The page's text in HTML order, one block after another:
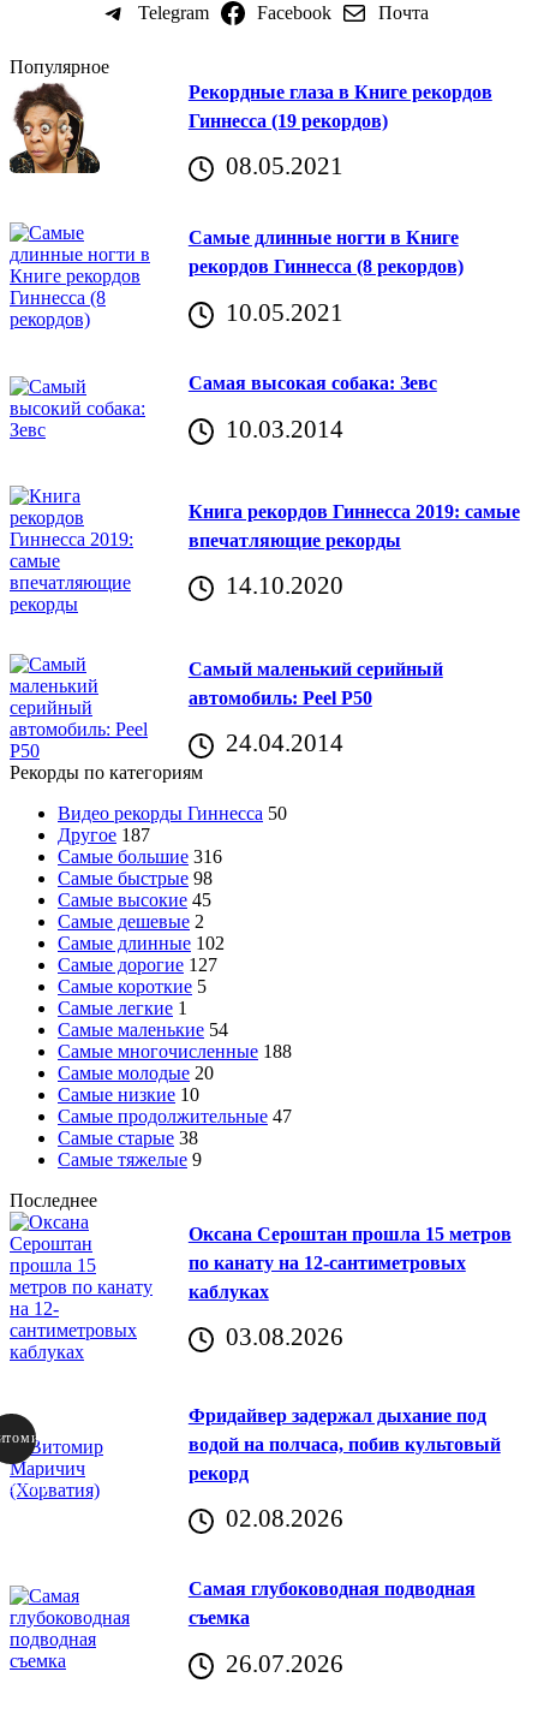
Telegram
Facebook Почта
Популярное
Рекордные глаза в Книге рекордов
Гиннесса (19 рекордов)
08.05.2021
Самые длинные ногти в Книге
рекордов Гиннесса (8 рекордов)
10.05.2021
Самая высокая собака: Зевс
10.03.2014
Книга рекордов Гиннесса 2019: самые
впечатляющие рекорды
14.10.2020
Самый маленький серийный
автомобиль: Peel P50
24.04.2014
Рекорды по категориям
Видео рекорды Гиннесса 50
Другое 187
Самые большие 316
Самые быстрые 98
Самые высокие 45
Самые дешевые 2
Самые длинные 102
Самые дорогие 127
Самые короткие 5
Самые легкие 1
Самые маленькие 54
Самые многочисленные 188
Самые молодые 20
Самые низкие 10
Самые продолжительные 47
Самые старые 38
Самые тяжелые 9
Последнее
Оксана Сероштан прошла 15 метров
по канату на 12-сантиметровых
каблуках
03.08.2026
Фридайвер задержал дыхание под
водой на полчаса, побив культовый
рекорд
02.08.2026
Самая глубоководная подводная
съемка
26.07.2026